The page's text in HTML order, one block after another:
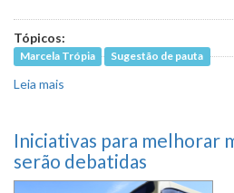
Tópicos:
Marcela Trópia Sugestão de pauta
Leia mais
Iniciativas para melhorar
serão debatidas